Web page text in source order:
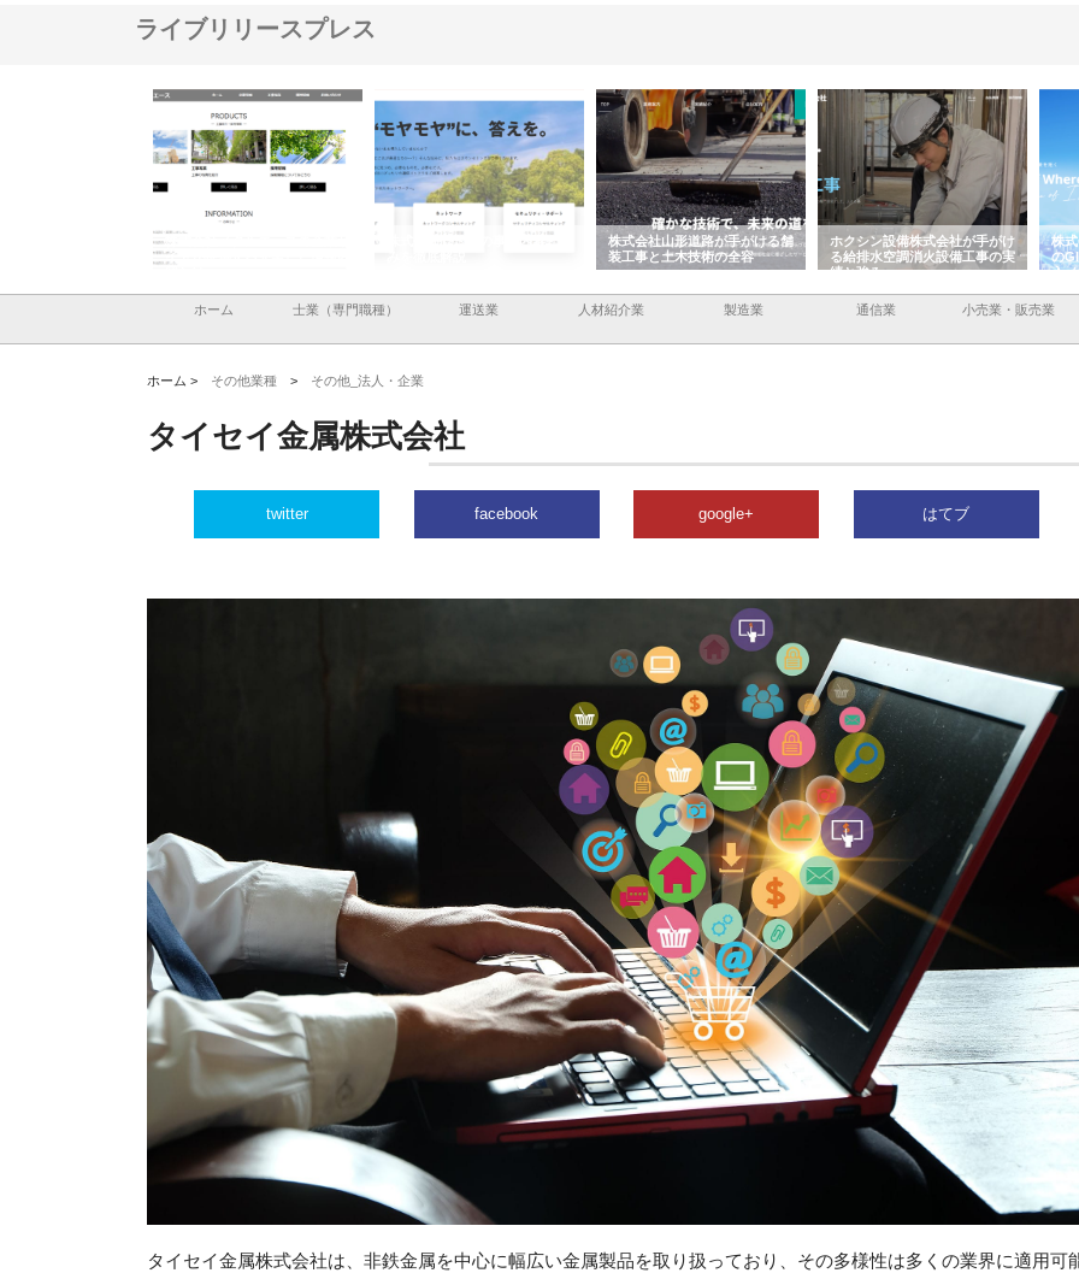
ライブリリースプレス
みを徹底解説
株式会社山形道路が手がける舗
ホクシン設備株式会社が手がけ
る給排水空調消火設備工事の実
績と強み
株式会社東京シー・エム・シー
のGISインフラ管理システム導
入メリット
株
か
由
ホーム 士業（専門職種） 運送業 人材紹介業 製造業 通信業 小売業・販売業
ホーム > その他業種 > その他_法人・企業
タイセイ金属株式会社
twitter facebook google+ はてブ
タイセイ金属株式会社は、非鉄金属を中心に幅広い金属製品を取り扱っており、その多様性は多くの業界に適用可